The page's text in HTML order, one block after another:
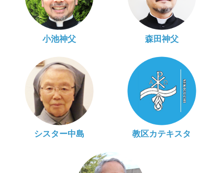
小池神父 森田神父
シスター中島 教区カテキスタ